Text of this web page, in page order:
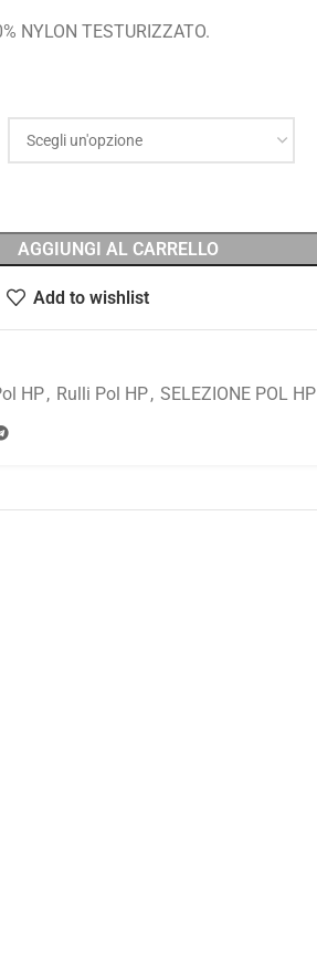
NYLON TESTURIZZATO.
AGGIUNGI AL CARRELLO
Add to wishlist
HP, Rulli Pol HP, SELEZIONE POL HP